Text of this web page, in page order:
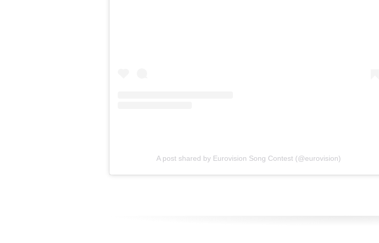
A post shared by Eurovision Song Contest (@eurovision)